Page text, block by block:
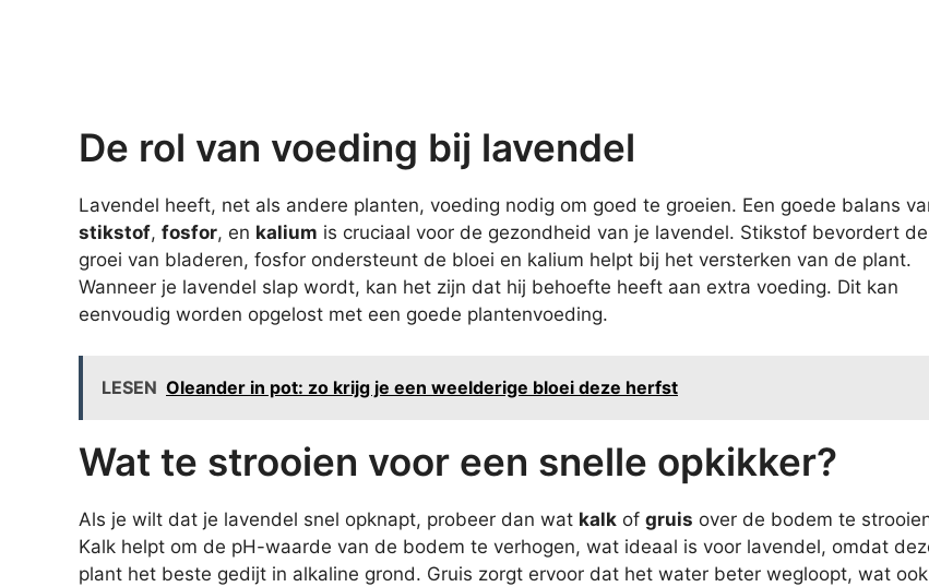
De rol van voeding bij lavendel
Lavendel heeft, net als andere planten, voeding nodig om goed te groeien. Een goede balans
stikstof, fosfor, en kalium is cruciaal voor de gezondheid van je lavendel. Stikstof bevordert de
groei van bladeren, fosfor ondersteunt de bloei en kalium helpt bij het versterken van de plant.
Wanneer je lavendel slap wordt, kan het zijn dat hij behoefte heeft aan extra voeding. Dit kan
eenvoudig worden opgelost met een goede plantenvoeding.
LESEN Oleander in pot: zo krijg je een weelderige bloei deze herfst
Wat te strooien voor een snelle opkikker?
Als je wilt dat je lavendel snel opknapt, probeer dan wat kalk of gruis over de bodem te
Kalk helpt om de pH-waarde van de bodem te verhogen, wat ideaal is voor lavendel, omdat
plant het beste gedijt in alkaline grond. Gruis zorgt ervoor dat het water beter wegloopt, wat ook